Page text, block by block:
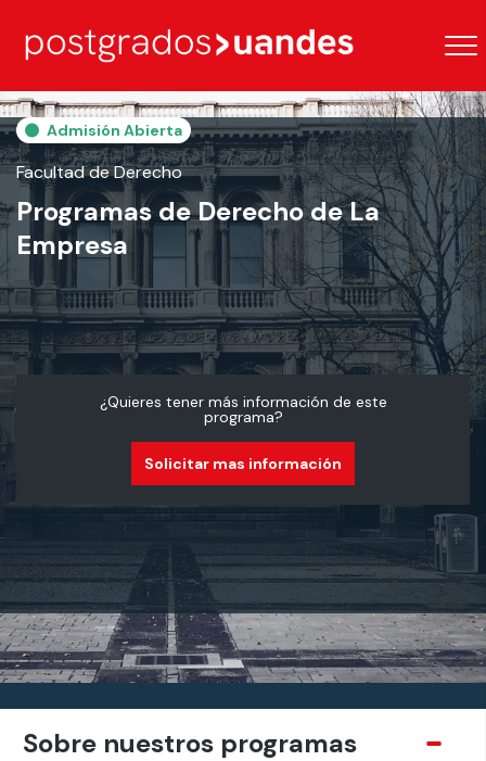
Admisión Abierta
Facultad de Derecho
Programas de Derecho de La
Empresa
¿Quieres tener más información de este
programa?
Solicitar mas información
Sobre nuestros programas